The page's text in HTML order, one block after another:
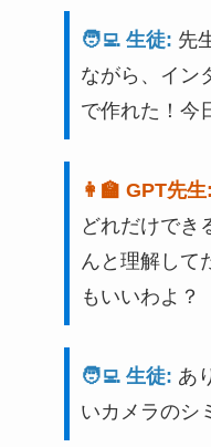
🧑‍💻 生徒: 先
ながら、イン
で作れた！今
👩‍🏫 GPT先生:
どれだけでき
んと理解して
もいいわよ？
🧑‍💻 生徒: あ
いカメラのシ